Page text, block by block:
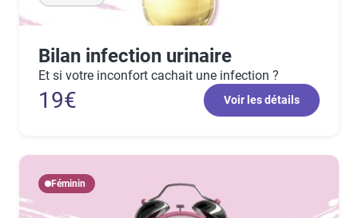
Bilan infection urinaire
Et si votre inconfort cachait une infection ?
19€ Voir les détails
Féminin